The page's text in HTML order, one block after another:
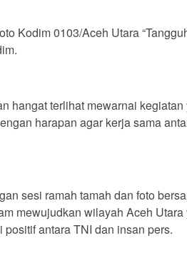
Kodim 0103/Aceh Utara
hangat terlihat mewarnai
harapan agar kerja sama
sesi ramah tamah dan foto
mewujudkan wilayah Aceh
antara TNI dan insan pers.